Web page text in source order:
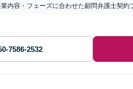
内容・フェーズに合わせた顧問弁護士契約